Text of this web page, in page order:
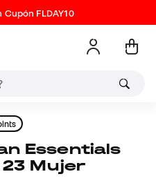
Cupón FLDAY10
Mujer